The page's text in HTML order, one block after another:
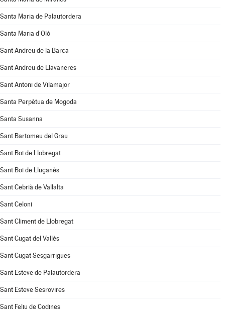
Santa Maria de Palautordera
Santa Maria d'Oló
Sant Andreu de la Barca
Sant Andreu de Llavaneres
Sant Antoni de Vilamajor
Santa Perpètua de Mogoda
Santa Susanna
Sant Bartomeu del Grau
Sant Boi de Llobregat
Sant Boi de Lluçanès
Sant Cebrià de Vallalta
Sant Celoni
Sant Climent de Llobregat
Sant Cugat del Vallès
Sant Cugat Sesgarrigues
Sant Esteve de Palautordera
Sant Esteve Sesrovires
Sant Feliu de Codines